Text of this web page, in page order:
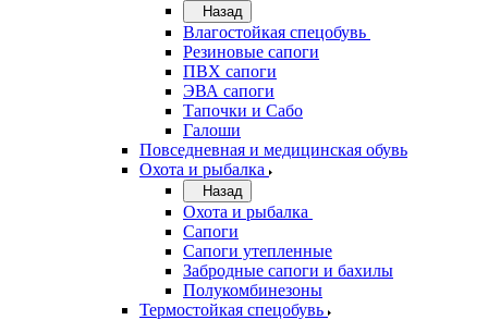
Назад
Влагостойкая спецобувь
Резиновые сапоги
ПВХ сапоги
ЭВА сапоги
Тапочки и Сабо
Галоши
Повседневная и медицинская обувь
Охота и рыбалка
Назад
Охота и рыбалка
Сапоги
Сапоги утепленные
Забродные сапоги и бахилы
Полукомбинезоны
Термостойкая спецобувь